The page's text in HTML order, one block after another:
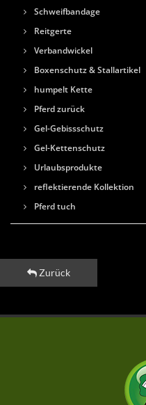
Schweifbandage
Reitgerte
Verbandwickel
Boxenschutz & Stallartikel
humpelt Kette
Pferd zurück
Gel-Gebissschutz
Gel-Kettenschutz
Urlaubsprodukte
reflektierende Kollektion
Pferd tuch
Zurück